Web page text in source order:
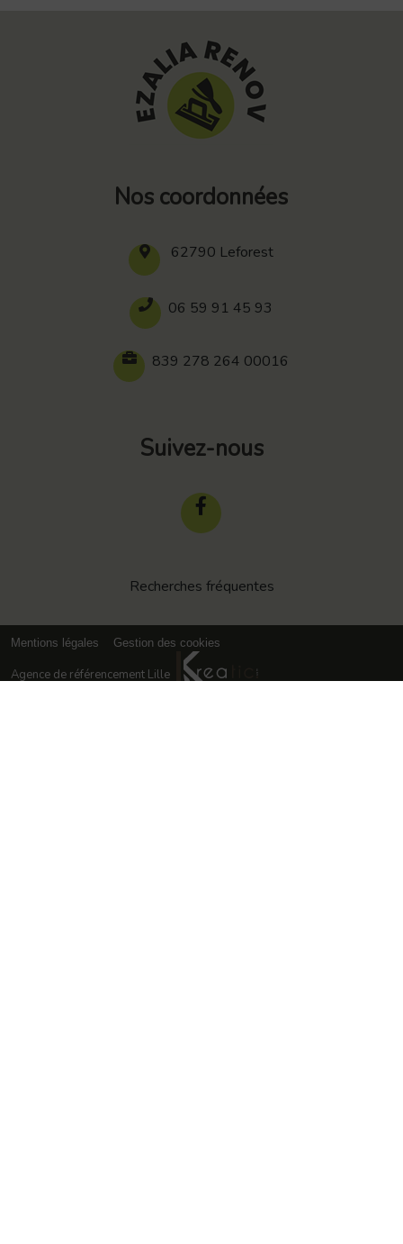
Nos coordonnées
62790 Leforest
06 59 91 45 93
839 278 264 00016
Suivez-nous
Recherches fréquentes
Mentions légales Gestion des cookies
Agence de référencement Lille